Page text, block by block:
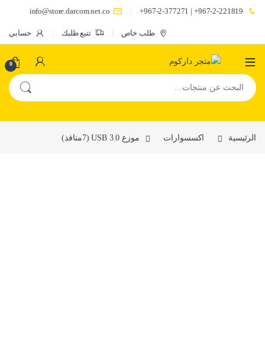
967-2-221819+ | 967-2-377271+
info@store.darcom.net.co
طلب خاص تتبع طلبك حسابي
0
البحث عن:
الرئيسية اكسسوارات موزع USB 3.0 (7منافذ)